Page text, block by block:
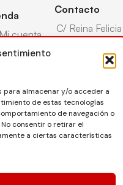
para almacenar y/o acceder a
de estas tecnologías
de navegación o
consentir o retirar el
a ciertas características
cuenta
Carrito
pago
Contacto
C/ Reina Felicia
50-54,
50003,
Zaragoza
976 73 08 41
TOOOLS